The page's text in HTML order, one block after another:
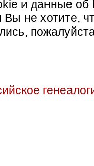
и данные об
Вы не хотите,